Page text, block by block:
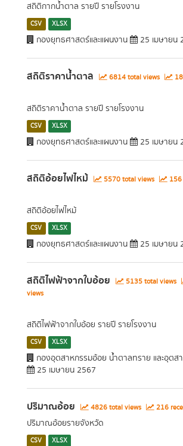
สถิติกากน้ำตาล รายปี รายโรงงาน
CSV XLSX
กองยุทธศาสตร์และแผนงาน 25 เมษายน
สถิติราคาน้ำตาล 6814 total views
สถิติราคาน้ำตาล รายปี รายโรงงาน
CSV XLSX
กองยุทธศาสตร์และแผนงาน 25 เมษายน
สถิติอ้อยไฟไหม้ 5570 total views 156
สถิติอ้อยไฟไหม้
CSV XLSX
กองยุทธศาสตร์และแผนงาน 25 เมษายน
สถิติไฟฟ้าจากใบอ้อย 5135 total views
views
สถิติไฟฟ้าจากใบอ้อย รายปี รายโรงงาน
CSV XLSX
กองอุตสาหกรรมอ้อย น้ำตาลทราย และอุตส
25 เมษายน 2567
ปริมาณอ้อย 4826 total views 216
ปริมาณอ้อยรายจังหวัด
CSV XLSX